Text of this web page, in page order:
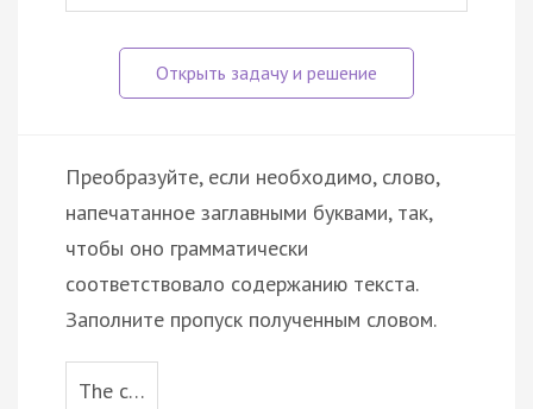
Преобразуйте, если необходимо, слово,
напечатанное заглавными буквами, так,
чтобы оно грамматически
соответствовало содержанию текста.
Заполните пропуск полученным словом.
The c…